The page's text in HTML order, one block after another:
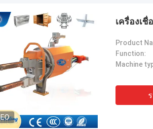
เครื่องเ
Product
Function:
Machine